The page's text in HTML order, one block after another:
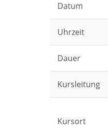
Datum
Uhrzeit
Dauer
Kursleitung
Kursort